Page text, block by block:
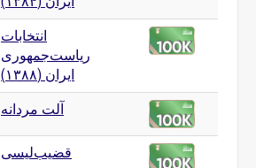
انتخابات
ریاست‌جمهوری
ایران (۱۳۸۸)
آلت مردانه
قضیب‌لیسی